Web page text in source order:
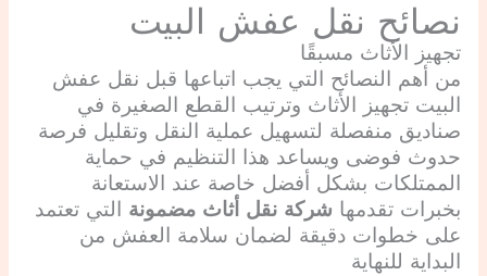
نصائح نقل عفش البيت
تجهيز الأثاث مسبقًا
من أهم النصائح التي يجب اتباعها قبل نقل عفش
البيت تجهيز الأثاث وترتيب القطع الصغيرة في
صناديق منفصلة لتسهيل عملية النقل وتقليل فرصة
حدوث فوضى ويساعد هذا التنظيم في حماية
الممتلكات بشكل أفضل خاصة عند الاستعانة
بخبرات تقدمها شركة نقل أثاث مضمونة التي تعتمد
على خطوات دقيقة لضمان سلامة العفش من
البداية للنهاية